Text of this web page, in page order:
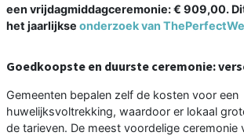
een vrijdagmiddagceremonie: € 909,00.
het jaarlijkse onderzoek van
Goedkoopste en duurste ceremonie:
Gemeenten bepalen zelf de kosten voor een
huwelijksvoltrekking, waardoor er lokaal
de tarieven. De meest voordelige ceremonie